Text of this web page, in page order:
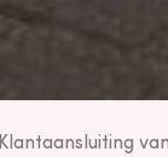
Klantaansluiting